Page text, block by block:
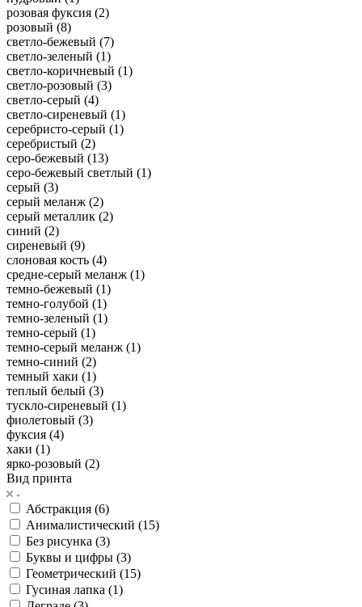
розовая фуксия (2)
розовый (8)
светло-бежевый (7)
светло-зеленый (1)
светло-коричневый (1)
светло-розовый (3)
светло-серый (4)
светло-сиреневый (1)
серебристо-серый (1)
серебристый (2)
серо-бежевый (13)
серо-бежевый светлый (1)
серый (3)
серый меланж (2)
серый металлик (2)
синий (2)
сиреневый (9)
слоновая кость (4)
средне-серый меланж (1)
темно-бежевый (1)
темно-голубой (1)
темно-зеленый (1)
темно-серый (1)
темно-серый меланж (1)
темно-синий (2)
темный хаки (1)
теплый белый (3)
тускло-сиреневый (1)
фиолетовый (3)
фуксия (4)
хаки (1)
ярко-розовый (2)
Вид принта
Абстракция (6)
Анималистический (15)
Без рисунка (3)
Буквы и цифры (3)
Геометрический (15)
Гусиная лапка (1)